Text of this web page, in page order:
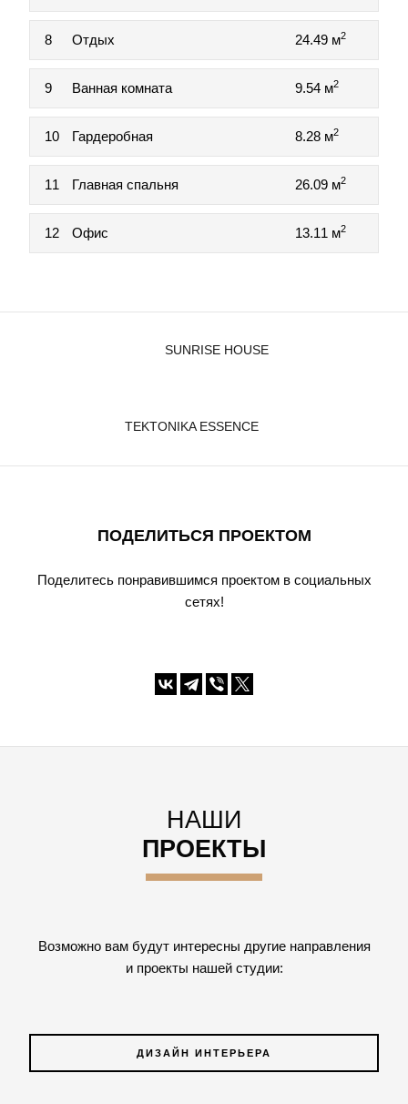
8 Отдых 24.49 м2
9 Ванная комната 9.54 м2
10 Гардеробная 8.28 м2
11 Главная спальня 26.09 м2
12 Офис 13.11 м2
SUNRISE HOUSE
TEKTONIKA ESSENCE
ПОДЕЛИТЬСЯ ПРОЕКТОМ
Поделитесь понравившимся проектом в социальных
сетях!
НАШИ
ПРОЕКТЫ
Возможно вам будут интересны другие направления
и проекты нашей студии:
ДИЗАЙН ИНТЕРЬЕРА